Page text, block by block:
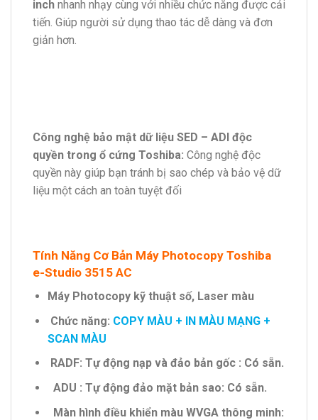
inch nhanh nhạy cùng với nhiều chức năng được cải
tiến. Giúp người sử dụng thao tác dễ dàng và đơn
giản hơn.
Công nghệ bảo mật dữ liệu SED – ADI độc
quyền trong ổ cứng Toshiba: Công nghệ độc
quyền này giúp bạn tránh bị sao chép và bảo vệ dữ
liệu một cách an toàn tuyệt đối
Tính Năng Cơ Bản Máy Photocopy Toshiba
e-Studio 3515 AC
Máy Photocopy kỹ thuật số, Laser màu
Chức năng: COPY MÀU + IN MÀU MẠNG +
SCAN MÀU
RADF: Tự động nạp và đảo bản gốc : Có sẵn.
ADU : Tự động đảo mặt bản sao: Có sẵn.
Màn hình điều khiển màu WVGA thông minh: